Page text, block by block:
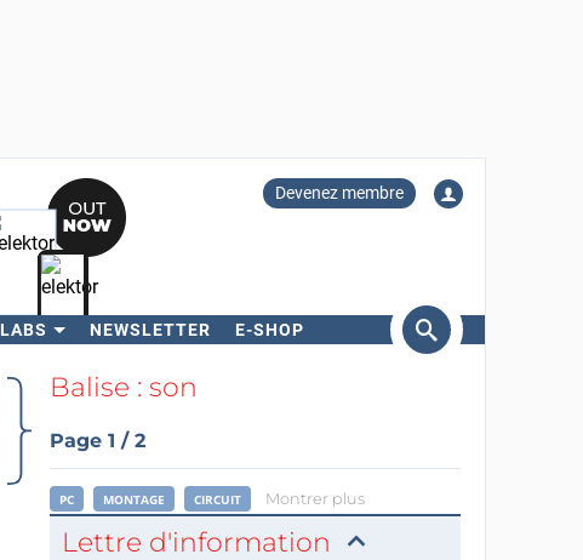
Devenez membre
LABS NEWSLETTER E-SHOP
RechercherBalise : son
Page 1 / 2
PC MONTAGE CIRCUIT Montrer plus
Lettre d'information